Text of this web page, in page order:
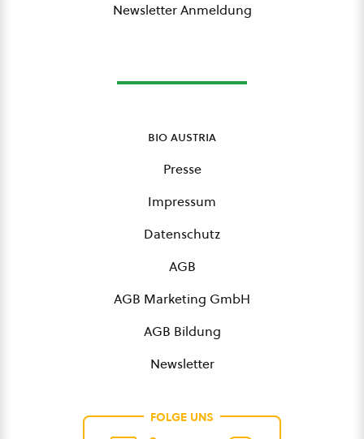
Newsletter Anmeldung
bio austria
Presse
Impressum
Datenschutz
AGB
AGB Marketing GmbH
AGB Bildung
Newsletter
FOLGE UNS